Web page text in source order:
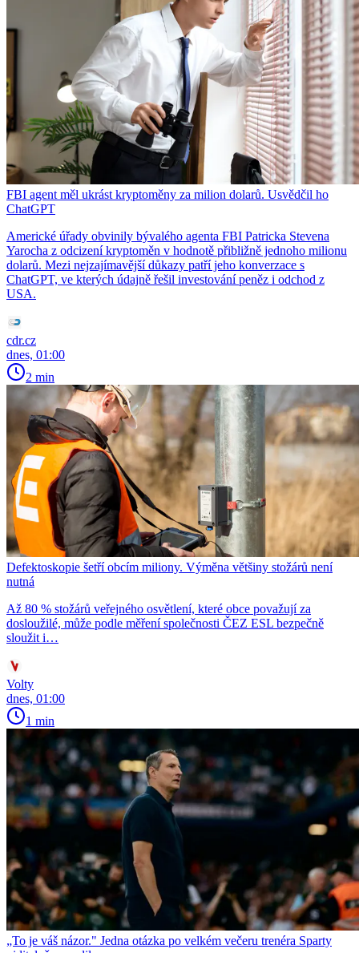
FBI agent měl ukrást kryptoměny za milion dolarů. Usvědčil ho
ChatGPT
Americké úřady obvinily bývalého agenta FBI Patricka Stevena
Yarocha z odcizení kryptoměn v hodnotě přibližně jednoho milionu
dolarů. Mezi nejzajímavější důkazy patří jeho konverzace s
ChatGPT, ve kterých údajně řešil investování peněz i odchod z
USA.
cdr.cz
dnes, 01:00
2 min
Defektoskopie šetří obcím miliony. Výměna většiny stožárů není
nutná
Až 80 % stožárů veřejného osvětlení, které obce považují za
dosloužilé, může podle měření společnosti ČEZ ESL bezpečně
sloužit i…
Volty
dnes, 01:00
1 min
„To je váš názor." Jedna otázka po velkém večeru trenéra Sparty